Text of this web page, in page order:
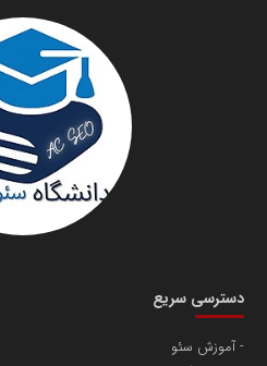
دانشگاه سئوی ایران
سازمان صنعت،معدن و تجارت
مریم حاج نوروز نظری
دسترسی سریع
آموزش سئو